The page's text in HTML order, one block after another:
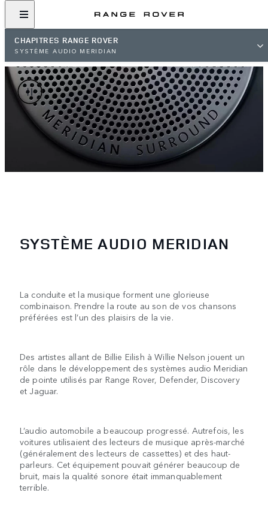
CHAPITRES RANGE ROVER
SYSTÈME AUDIO MERIDIAN
SYSTÈME AUDIO MERIDIAN
La conduite et la musique forment une glorieuse
combinaison. Prendre la route au son de vos chansons
préférées est l’un des plaisirs de la vie.
Des artistes allant de Billie Eilish à Willie Nelson jouent un
rôle dans le développement des systèmes audio Meridian
de pointe utilisés par Range Rover, Defender, Discovery
et Jaguar.
L’audio automobile a beaucoup progressé. Autrefois, les
voitures utilisaient des lecteurs de musique après-marché
(généralement des lecteurs de cassettes) et des haut-
parleurs. Cet équipement pouvait générer beaucoup de
bruit, mais la qualité sonore était immanquablement
terrible.